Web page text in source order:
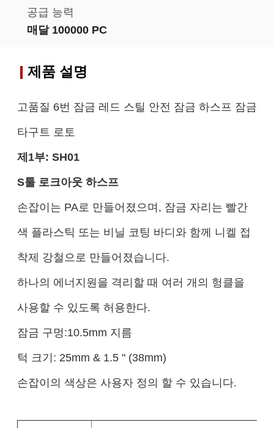
공급 능력
매달 100000 PC
제품 설명
고품질 6번 잠금 레드 스틸 안전 잠금 하스프 잠금
타구트 로토
제1부: SH01
S툴 로크아웃 하스프
손잡이는 PA로 만들어졌으며, 잠금 자리는 빨간
색 플라스틱 또는 비닐 코팅 바디와 함께 니켈 접
착제 강철으로 만들어졌습니다.
하나의 에너지원을 격리할 때 여러 개의 헝클을
사용할 수 있도록 허용한다.
잠금 구멍:10.5mm 지름
턱 크기: 25mm & 1.5 " (38mm)
손잡이의 색상은 사용자 정의 할 수 있습니다.